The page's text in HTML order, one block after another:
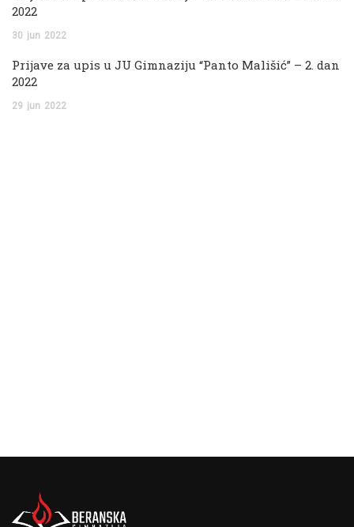
2022
30 jun 2022
Prijave za upis u JU Gimnaziju “Panto Mališić” – 2. dan
2022
29 jun 2022